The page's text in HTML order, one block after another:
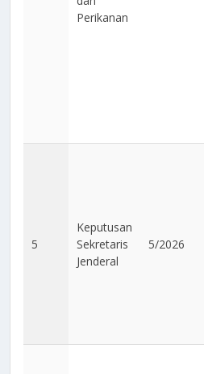
Perikanan
5
Keputusan
Sekretaris
Jenderal
5/2026